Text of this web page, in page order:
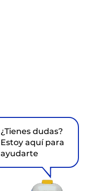
¿Tienes dudas?
Estoy aquí para
ayudarte